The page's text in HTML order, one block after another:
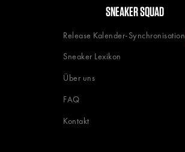
SNEAKER SQUAD
Release Kalender-Synchronisation
Sneaker Lexikon
Über uns
FAQ
Kontakt